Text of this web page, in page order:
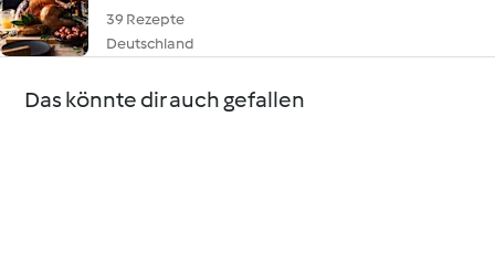
39 Rezepte
Deutschland
Das könnte dir auch gefallen